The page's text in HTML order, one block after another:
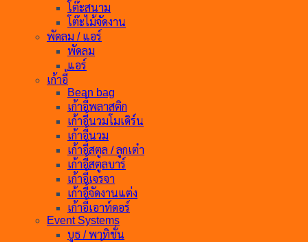
โต๊ะสนาม
โต๊ะไม้จัดงาน
พัดลม / แอร์
พัดลม
แอร์
เก้าอี้
Bean bag
เก้าอี้พลาสติก
เก้าอี้นวมโมเดิร์น
เก้าอี้นวม
เก้าอี้สตูล / ลูกเต๋า
เก้าอี้สตูลบาร์
เก้าอี้เจรจา
เก้าอี้จัดงานแต่ง
เก้าอี้เอาท์ดอร์
Event Systems
บูธ / พาทิชั่น